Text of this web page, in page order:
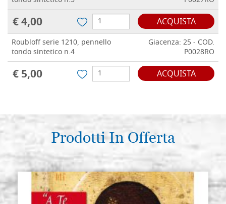
€ 4,00 ACQUISTA
Roubloff serie 1210, pennello
tondo sintetico n.4
Giacenza: 25 - COD.
P0028RO
€ 5,00 ACQUISTA
Prodotti In Offerta